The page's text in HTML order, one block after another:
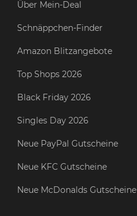
Über Mein-Deal
Schnäppchen-Finder
Amazon Blitzangebote
Top Shops 2026
Black Friday 2026
Singles Day 2026
Neue PayPal Gutscheine
Neue KFC Gutscheine
Neue McDonalds Gutscheine